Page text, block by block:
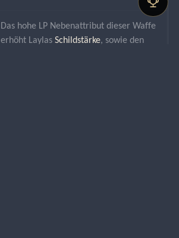
Das hohe LP Nebenattribut dieser Waffe
erhöht Laylas Schildstärke, sowie den